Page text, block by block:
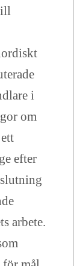
i
om
efter
arbete.